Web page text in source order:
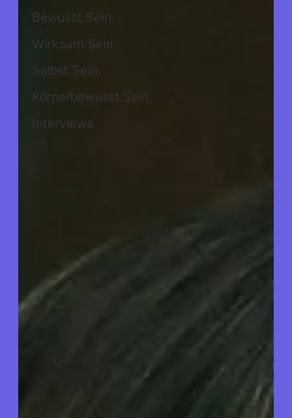
Bewusst.Sein.
Wirksam.Sein.
Selbst.Sein.
Körperbewusst.Sein.
Interviews